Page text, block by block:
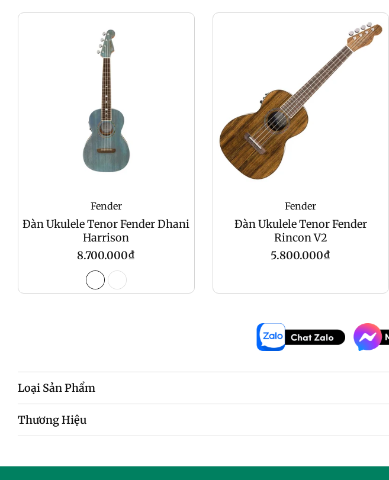
Fender
Đàn Ukulele Tenor Fender Dhani
Harrison
Giá
gốc
8.700.000₫
Fender
Đàn Ukulele Tenor Fender
Rincon V2
Giá
5.800.000₫
Loại Sản Phẩm
Thương Hiệu